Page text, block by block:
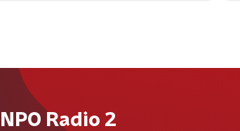
Radio 2